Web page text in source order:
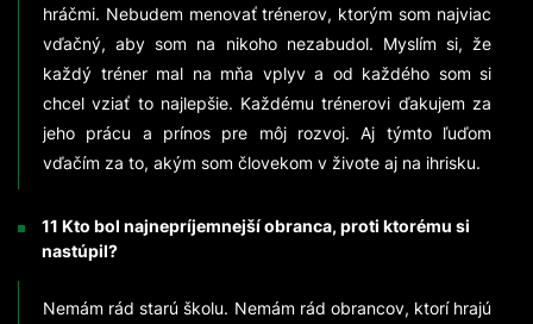
hráčmi. Nebudem menovať trénerov, ktorým som najviac
vďačný, aby som na nikoho nezabudol. Myslím si, že
každý tréner mal na mňa vplyv a od každého som si
chcel vziať to najlepšie. Každému trénerovi ďakujem za
jeho prácu a prínos pre môj rozvoj. Aj týmto ľuďom
vďačím za to, akým som človekom v živote aj na ihrisku.
11 Kto bol najnepríjemnejší obranca, proti ktorému si
nastúpil?
Nemám rád starú školu. Nemám rád obrancov, ktorí hrajú